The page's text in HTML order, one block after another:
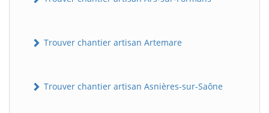
Trouver chantier artisan Artemare
Trouver chantier artisan Asnières-sur-Saône